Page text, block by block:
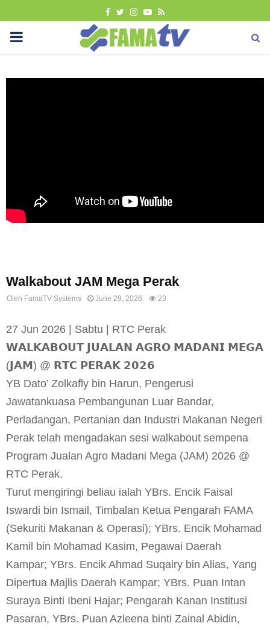
FACEBOOK
TWITTER
INSTAGRAM
YOUTUBE
RSS
PRIMARY
Walkabout JAM Mega Perak
Oleh FamaTV Systems June 29, 2026 23
27 Jun 2026 | Sabtu | RTC Perak
𝗪𝗔𝗟𝗞𝗔𝗕𝗢𝗨𝗧 𝗝𝗨𝗔𝗟𝗔𝗡 𝗔𝗚𝗥𝗢 𝗠𝗔𝗗𝗔𝗡𝗜 𝗠𝗘𝗚𝗔
(𝗝𝗔𝗠) @ 𝗥𝗧𝗖 𝗣𝗘𝗥𝗔𝗞 𝟮𝟬𝟮𝟲
YB Dato’ Zolkafly bin Harun, Pengerusi
Jawatankuasa Pembangunan Luar Bandar,
Perladangan, Pertanian dan Industri Makanan Negeri
Perak telah mengadakan sesi walkabout sempena
Program Jualan Agro Madani Mega (JAM) 2026 @
RTC Perak.
Turut mengiringi beliau ialah YBrs. Encik Faisal
Iswardi bin Ismail, Timbalan Ketua Pengarah FAMA
(Sekuriti Makanan & Operasi); YBrs. Encik Mohamad
Kamil bin Mohamad Kasim, Pegawai Daerah
Kampar; YBrs. Encik Ahmad Suqairy bin Alias, Yang
Dipertua Majlis Daerah Kampar; YBrs. Puan Intan
Suraya Binti Ibeni Hajar; Pengarah Kanan Institusi
Pasaran, YBrs. Puan Azleena binti Zainal Abidin,